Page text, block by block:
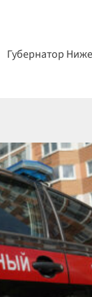
Губернатор